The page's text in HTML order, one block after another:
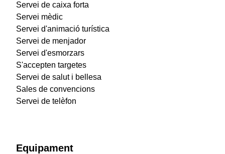
Servei de caixa forta
Servei mèdic
Servei d'animació turística
Servei de menjador
Servei d'esmorzars
S'accepten targetes
Servei de salut i bellesa
Sales de convencions
Servei de telèfon
Equipament